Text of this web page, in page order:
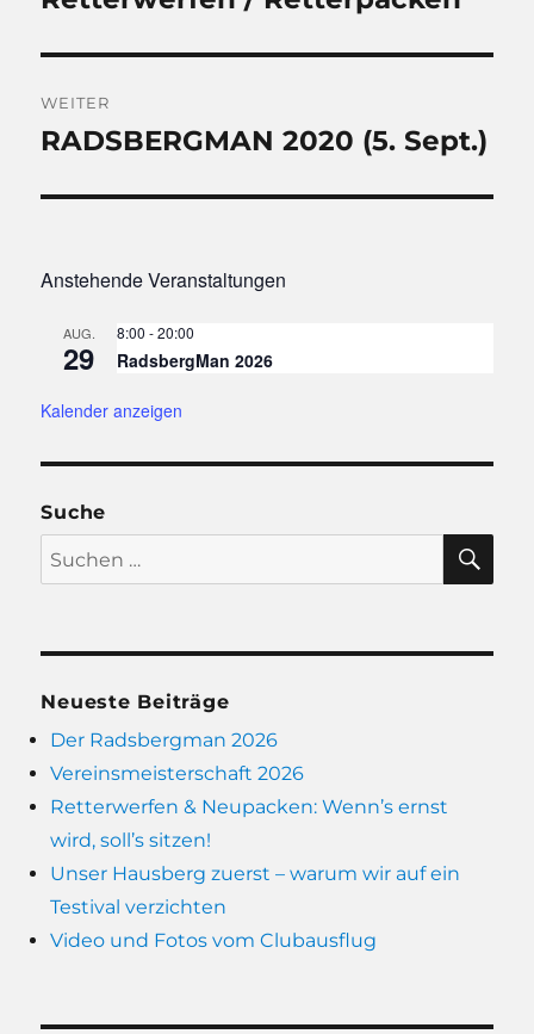
WEITER
Nächster
RADSBERGMAN 2020 (5. Sept.)
Anstehende Veranstaltungen
AUG.
29
8:00 -20:00
RadsbergMan 2026
Kalender anzeigen
Suche
Suchen
nach:
Neueste Beiträge
Der Radsbergman 2026
Vereinsmeisterschaft 2026
Retterwerfen & Neupacken: Wenn’s ernst
wird, soll’s sitzen!
Unser Hausberg zuerst – warum wir auf ein
Testival verzichten
Video und Fotos vom Clubausflug